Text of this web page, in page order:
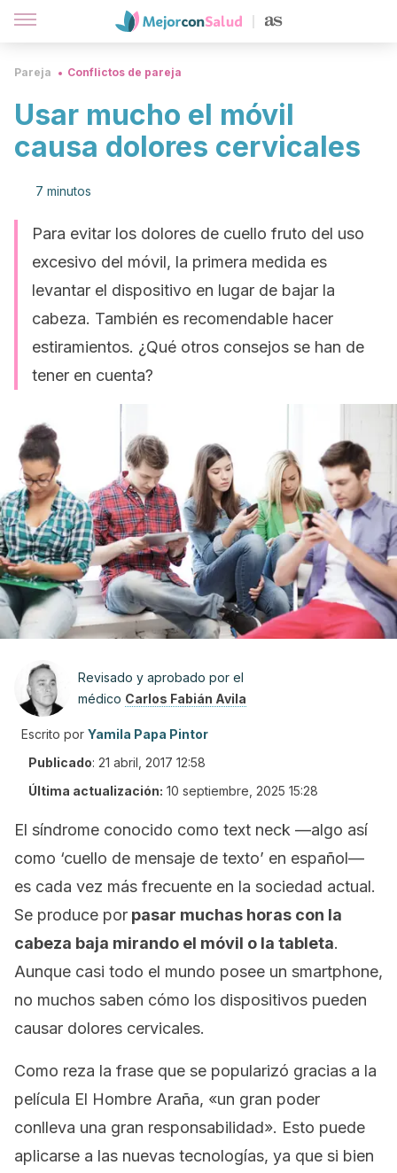
Pareja Conflictos de pareja
Usar mucho el móvil
causa dolores cervicales
7 minutos
Para evitar los dolores de cuello fruto del uso
excesivo del móvil, la primera medida es
levantar el dispositivo en lugar de bajar la
cabeza. También es recomendable hacer
estiramientos. ¿Qué otros consejos se han de
tener en cuenta?
Revisado y aprobado por el
médico Carlos Fabián Avila
Escrito por Yamila Papa Pintor
Publicado: 21 abril, 2017 12:58
Última actualización: 10 septiembre, 2025 15:28
El síndrome conocido como text neck —algo así
como ‘cuello de mensaje de texto’ en español—
es cada vez más frecuente en la sociedad actual.
Se produce por pasar muchas horas con la
cabeza baja mirando el móvil o la tableta.
Aunque casi todo el mundo posee un smartphone,
no muchos saben cómo los dispositivos pueden
causar dolores cervicales.
Como reza la frase que se popularizó gracias a la
película El Hombre Araña, «un gran poder
conlleva una gran responsabilidad». Esto puede
aplicarse a las nuevas tecnologías, ya que si bien